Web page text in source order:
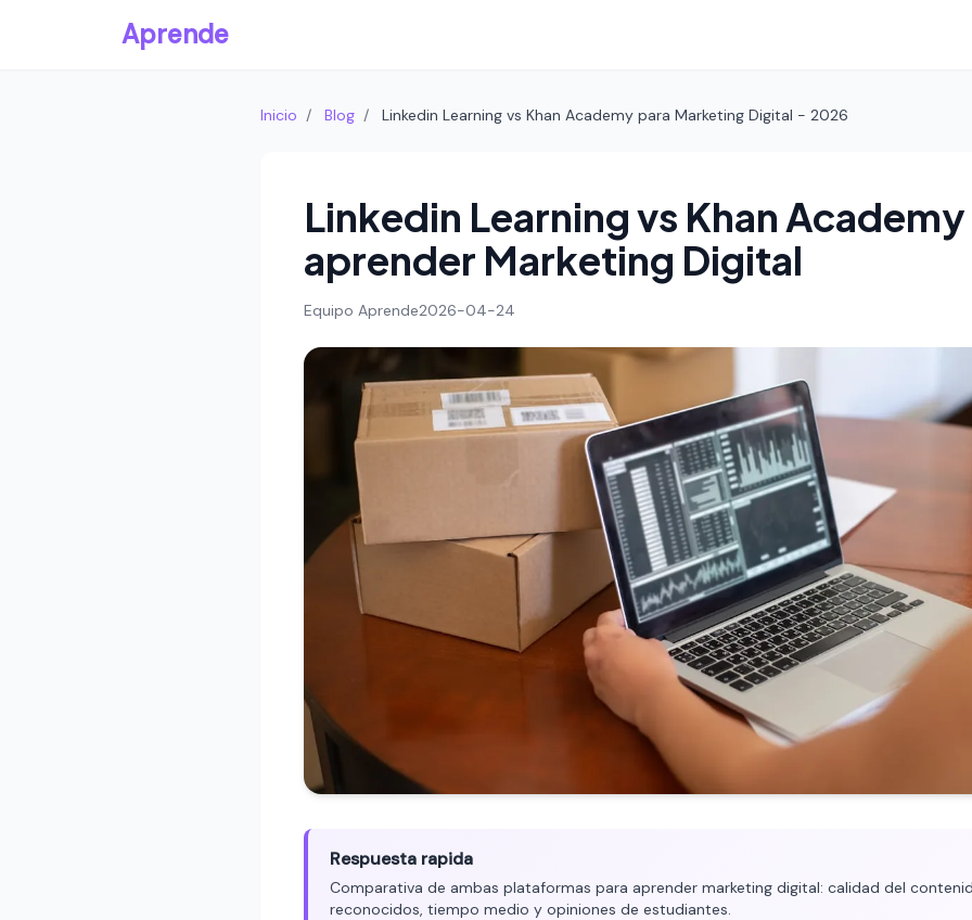
Aprende
Inicio / Blog / Linkedin Learning vs Khan Academy para Marketing Digital - 2026
Linkedin Learning vs Khan
aprender Marketing Digital
Equipo Aprende2026-04-24
Respuesta rapida
Comparativa de ambas plataformas para aprender marketing digital: calidad del
reconocidos, tiempo medio y opiniones de estudiantes.